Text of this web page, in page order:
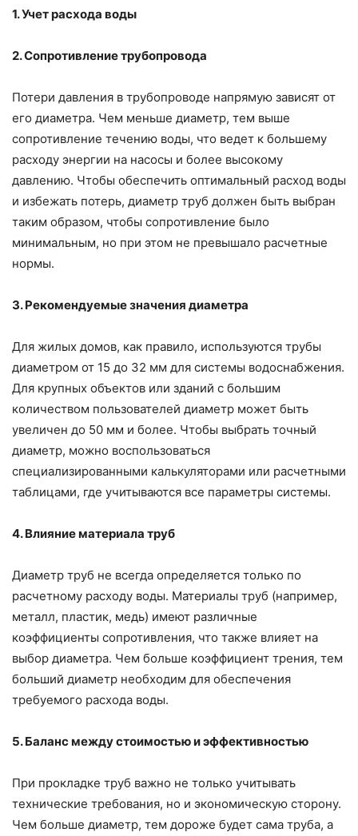
1. Учет расхода воды
2. Сопротивление трубопровода
Потери давления в трубопроводе напрямую зависят от
его диаметра. Чем меньше диаметр, тем выше
сопротивление течению воды, что ведет к большему
расходу энергии на насосы и более высокому
давлению. Чтобы обеспечить оптимальный расход воды
и избежать потерь, диаметр труб должен быть выбран
таким образом, чтобы сопротивление было
минимальным, но при этом не превышало расчетные
нормы.
3. Рекомендуемые значения диаметра
Для жилых домов, как правило, используются трубы
диаметром от 15 до 32 мм для системы водоснабжения.
Для крупных объектов или зданий с большим
количеством пользователей диаметр может быть
увеличен до 50 мм и более. Чтобы выбрать точный
диаметр, можно воспользоваться
специализированными калькуляторами или расчетными
таблицами, где учитываются все параметры системы.
4. Влияние материала труб
Диаметр труб не всегда определяется только по
расчетному расходу воды. Материалы труб (например,
металл, пластик, медь) имеют различные
коэффициенты сопротивления, что также влияет на
выбор диаметра. Чем больше коэффициент трения, тем
больший диаметр необходим для обеспечения
требуемого расхода воды.
5. Баланс между стоимостью и эффективностью
При прокладке труб важно не только учитывать
технические требования, но и экономическую сторону.
Чем больше диаметр, тем дороже будет сама труба, а